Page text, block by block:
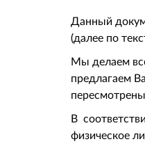
Данный
(далее по
Мы делаем
предлагаем
В
физическое